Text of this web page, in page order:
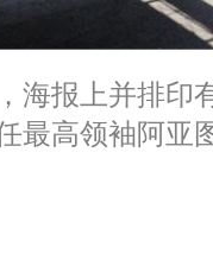
海报上并排印
最高领袖阿亚